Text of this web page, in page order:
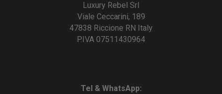
Luxury Rebel Srl
Viale Ceccarini, 189
47838 Riccione RN Italy
P.IVA 07511430964
Tel & WhatsApp: